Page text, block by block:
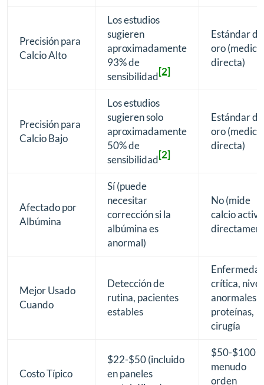
Precisión para
Calcio Alto
Los estudios
sugieren
aproximadamente
93% de
sensibilidad[2]
Estándar de
oro
directa)
Precisión para
Calcio Bajo
Los estudios
sugieren solo
aproximadamente
50% de
sensibilidad[2]
Estándar de
oro
directa)
Afectado por
Albúmina
Sí (puede
necesitar
corrección si la
albúmina es
anormal)
No (mide
calcio activo
Mejor Usado
Cuando
Detección de
rutina, pacientes
estables
crítica,
anormales
proteínas,
cirugía
Costo Típico
$22-$50 (incluido
en paneles
$50-$100
menudo
orden